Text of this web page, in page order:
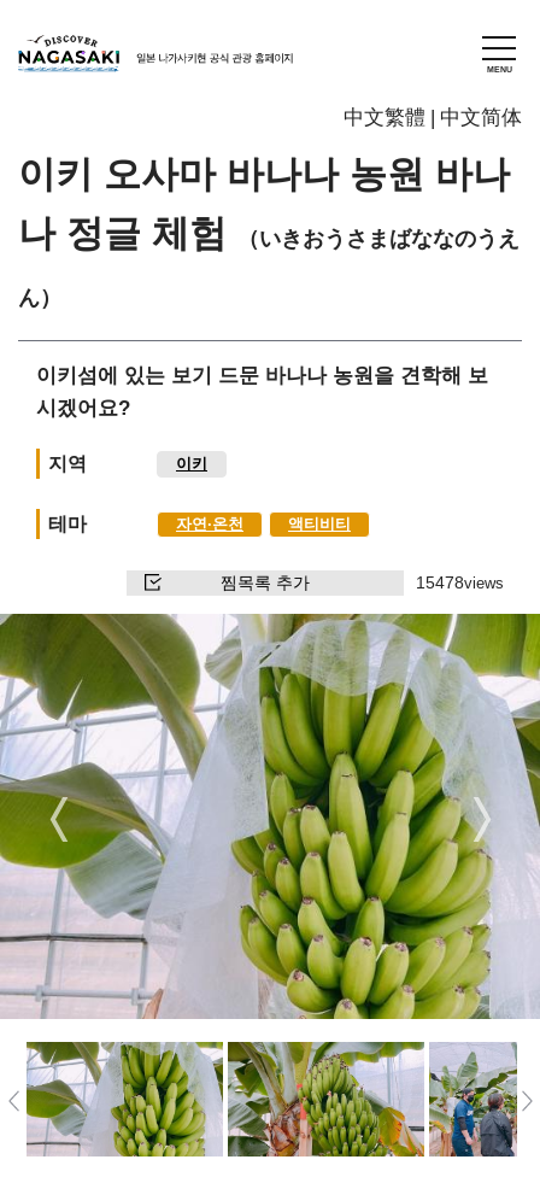
中文繁體 中文简体
이키 오사마 바나나 농원 바나
나 정글 체험
（いきおうさまばななのうえ
ん）
이키섬에 있는 보기 드문 바나나 농원을 견학해 보
시겠어요?
지역 이키
테마 자연∙온천 액티비티
찜목록 추가 15478views